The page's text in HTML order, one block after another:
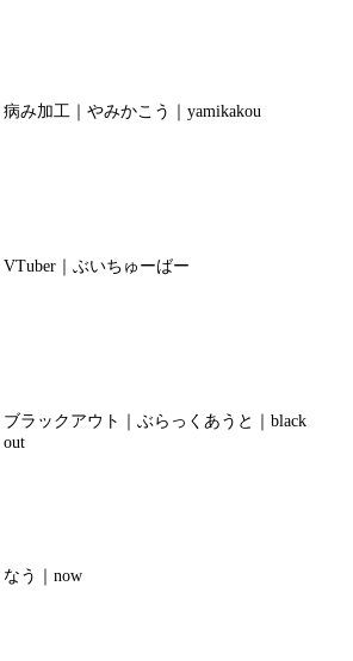
病み加工｜やみかこう｜yamikakou
VTuber｜ぶいちゅーばー
ブラックアウト｜ぶらっくあうと｜black
out
なう｜now